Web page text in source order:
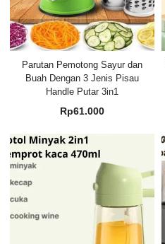
Parutan Pemotong Sayur dan
Buah Dengan 3 Jenis Pisau
Handle Putar 3in1
Rp61.000